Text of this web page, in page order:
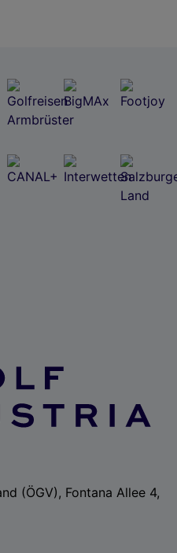
(ÖGV), Fontana Allee 4,